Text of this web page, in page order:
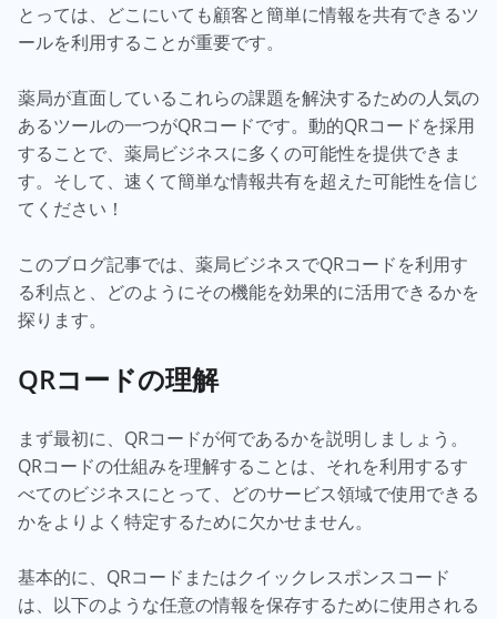
とっては、どこにいても顧客と簡単に情報を共有できるツ
ールを利用することが重要です。
薬局が直面しているこれらの課題を解決するための人気の
あるツールの一つがQRコードです。動的QRコードを採用
することで、薬局ビジネスに多くの可能性を提供できま
す。そして、速くて簡単な情報共有を超えた可能性を信じ
てください！
このブログ記事では、薬局ビジネスでQRコードを利用す
る利点と、どのようにその機能を効果的に活用できるかを
探ります。
QRコードの理解
まず最初に、QRコードが何であるかを説明しましょう。
QRコードの仕組みを理解することは、それを利用するす
べてのビジネスにとって、どのサービス領域で使用できる
かをよりよく特定するために欠かせません。
基本的に、QRコードまたはクイックレスポンスコード
は、以下のような任意の情報を保存するために使用される